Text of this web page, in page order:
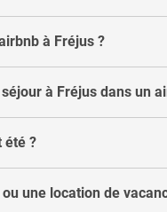
à Fréjus ?
à Fréjus dans un
été ?
une location de